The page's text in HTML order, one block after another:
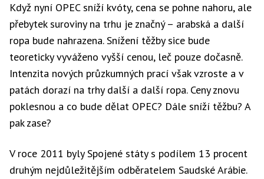
Když nyní OPEC sníží kvóty, cena se pohne nahoru, ale
přebytek suroviny na trhu je značný – arabská a další
ropa bude nahrazena. Snížení těžby sice bude
teoreticky vyváženo vyšší cenou, leč pouze dočasně.
Intenzita nových průzkumných prací však vzroste a v
patách dorazí na trhy další a další ropa. Ceny znovu
poklesnou a co bude dělat OPEC? Dále sníží těžbu? A
pak zase?
V roce 2011 byly Spojené státy s podílem 13 procent
druhým nejdůležitějším odběratelem Saudské Arábie.